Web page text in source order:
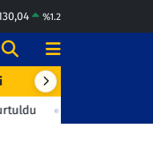
%1.2
Çevre & Doğa
Beşiktaş'tan